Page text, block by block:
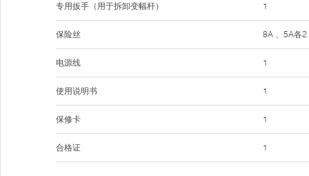
专用扳手（用于拆卸变幅杆）
保险丝
电源线
使用说明书
保修卡
合格证
1
8A 、5A各2
1
1
1
1